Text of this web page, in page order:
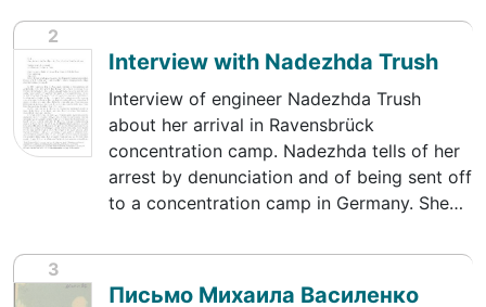
2
Interview with Nadezhda Trush
Interview of engineer Nadezhda Trush
about her arrival in Ravensbrück
concentration camp. Nadezhda tells of her
arrest by denunciation and of being sent off
to a concentration camp in Germany. She…
3
Письмо Михаила Василенко